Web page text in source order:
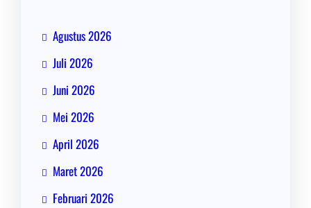
Agustus 2026
Juli 2026
Juni 2026
Mei 2026
April 2026
Maret 2026
Februari 2026